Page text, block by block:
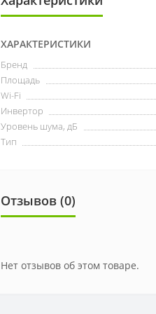
ХАРАКТЕРИСТИКИ
Бренд
Площадь
Wi-Fi
Инвертор
Уровень шума, дБ
Тип
Отзывов (0)
Нет отзывов об этом товаре.